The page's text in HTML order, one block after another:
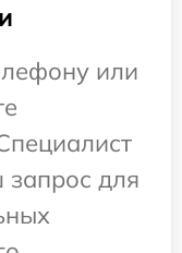
или
запрос для